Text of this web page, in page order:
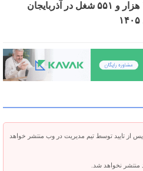
پیش‌بینی ایجاد ۱۹ هزار و ۵۵۱ شغل در آذربایجان
از تایید توسط تیم مدیریت در وب منتشر خواهد
منتشر نخواهد شد.